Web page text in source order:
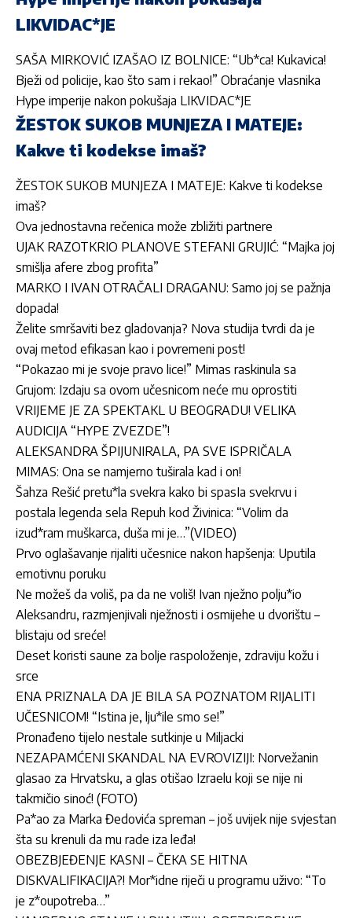
LIKVIDAC*JE
SAŠA MIRKOVIĆ IZAŠAO IZ BOLNICE: “Ub*ca! Kukavica!
Bježi od policije, kao što sam i rekao!” Obraćanje vlasnika
Hype imperije nakon pokušaja LIKVIDAC*JE
ŽESTOK SUKOB MUNJEZA I MATEJE:
Kakve ti kodekse imaš?
ŽESTOK SUKOB MUNJEZA I MATEJE: Kakve ti kodekse
imaš?
Ova jednostavna rečenica može zbližiti partnere
UJAK RAZOTKRIO PLANOVE STEFANI GRUJIĆ: “Majka joj
smišlja afere zbog profita”
MARKO I IVAN OTRAČALI DRAGANU: Samo joj se pažnja
dopada!
Želite smršaviti bez gladovanja? Nova studija tvrdi da je
ovaj metod efikasan kao i povremeni post!
“Pokazao mi je svoje pravo lice!” Mimas raskinula sa
Grujom: Izdaju sa ovom učesnicom neće mu oprostiti
VRIJEME JE ZA SPEKTAKL U BEOGRADU! VELIKA
AUDICIJA “HYPE ZVEZDE”!
ALEKSANDRA ŠPIJUNIRALA, PA SVE ISPRIČALA
MIMAS: Ona se namjerno tuširala kad i on!
Šahza Rešić pretu*la svekra kako bi spasIa svekrvu i
postala legenda sela Repuh kod Živinica: “Volim da
izud*ram muškarca, duša mi je…”(VIDEO)
Prvo oglašavanje rijaliti učesnice nakon hapšenja: Uputila
emotivnu poruku
Ne možeš da voliš, pa da ne voliš! Ivan nježno polju*io
Aleksandru, razmjenjivali nježnosti i osmijehe u dvorištu –
blistaju od sreće!
Deset koristi saune za bolje raspoloženje, zdraviju kožu i
srce
ENA PRIZNALA DA JE BILA SA POZNATOM RIJALITI
UČESNICOM! “Istina je, lju*ile smo se!”
Pronađeno tijelo nestale sutkinje u Miljacki
NEZAPAMĆENI SKANDAL NA EVROVIZIJI: Norvežanin
glasao za Hrvatsku, a glas otišao Izraelu koji se nije ni
takmičio sinoć! (FOTO)
Pa*ao za Marka Đedovića spreman – još uvijek nije svjestan
šta su krenuli da mu rade iza leđa!
OBEZBJEĐENJE KASNI – ČEKA SE HITNA
DISKVALIFIKACIJA?! Mor*idne riječi u programu uživo: “To
je z*oupotreba…”